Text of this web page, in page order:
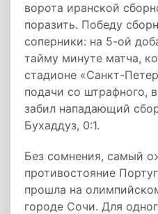
ворота иранской
поразить. Победу
соперники: на 5-ой
тайму минуте матча,
стадионе «Санкт-
подачи со штрафного,
забил нападающий
Бухаддуз, 0:1.
Без сомнения, самый
противостояние
прошла на
городе Сочи. Для